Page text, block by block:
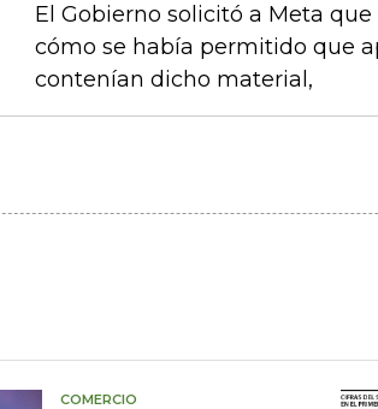
El Gobierno solicitó a Meta
cómo se había permitido que
contenían dicho material,
COMERCIO